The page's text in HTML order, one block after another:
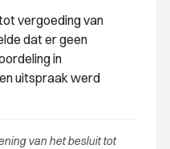
vergoeding van
dat er geen
in
uitspraak werd
van het besluit tot